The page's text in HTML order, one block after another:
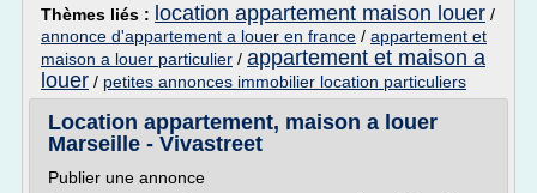
Thèmes liés : location appartement maison louer /
annonce d'appartement a louer en france / appartement et
maison a louer particulier / appartement et maison a
louer / petites annonces immobilier location particuliers
Location appartement, maison a louer
Marseille - Vivastreet
Publier une annonce